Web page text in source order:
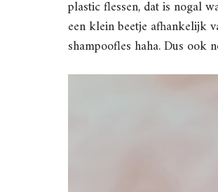
plastic flessen, dat is nogal
een klein beetje afhankelijk
shampoofles haha. Dus ook